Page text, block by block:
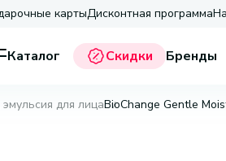
картыДисконтная программа
Каталог Скидки Бренды
для лицаBioChange Gentle